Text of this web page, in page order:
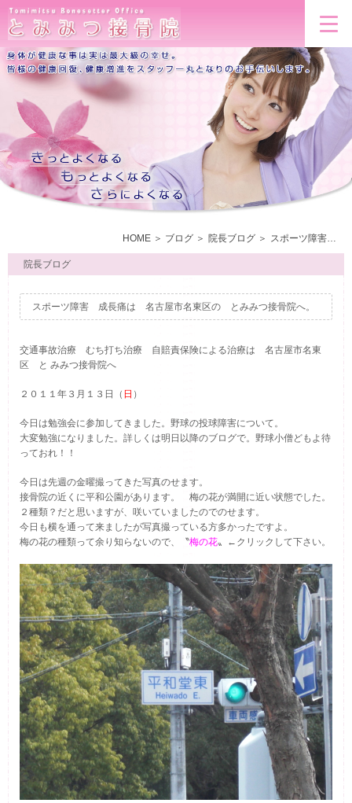
HOME ブログ 院長ブログ スポーツ障害 成長痛は 名古屋市名東区の とみみつ接骨院へ。
院長ブログ
スポーツ障害 成長痛は 名古屋市名東区の とみみつ接骨院へ。
交通事故治療 むち打ち治療 自賠責保険による治療は 名古屋市名東
区 と みみつ接骨院へ
２０１１年３月１３日（ 日 ）
今日は勉強会に参加してきました。野球の投球障害について。
大変勉強になりました。詳しくは明日以降のブログで。野球小僧どもよ待
っておれ！！
今日は先週の金曜撮ってきた写真のせます。
接骨院の近くに平和公園があります。 梅の花が満開に近い状態でした。
２種類？だと思いますが、咲いていましたのでのせます。
今日も横を通って来ましたが写真撮っている方多かったですよ。
梅の花の種類って余り知らないので、〝梅の花〟←クリックして下さい。